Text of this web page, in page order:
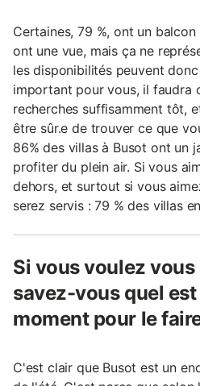
Certaines, 79 %, ont un
ont une vue, mais ça ne
les disponibilités peuvent
important pour vous, il faudra
recherches suffisamment tôt,
être sûr.e de trouver ce que
86% des villas à Busot ont un
profiter du plein air. Si vous
dehors, et surtout si vous
serez servis : 79 % des villas
Si vous voulez
savez-vous quel
moment pour le
C'est clair que Busot est un